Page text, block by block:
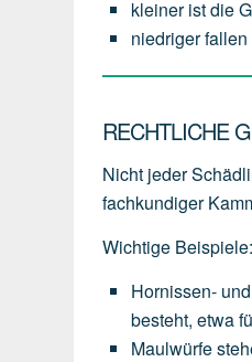
kleiner istdie
niedrigerfallen
RECHTLICHE
Nicht jeder
fachkundiger
Wichtige Beispiele:
Hornissen-
besteht, etwa
Maulwürfe